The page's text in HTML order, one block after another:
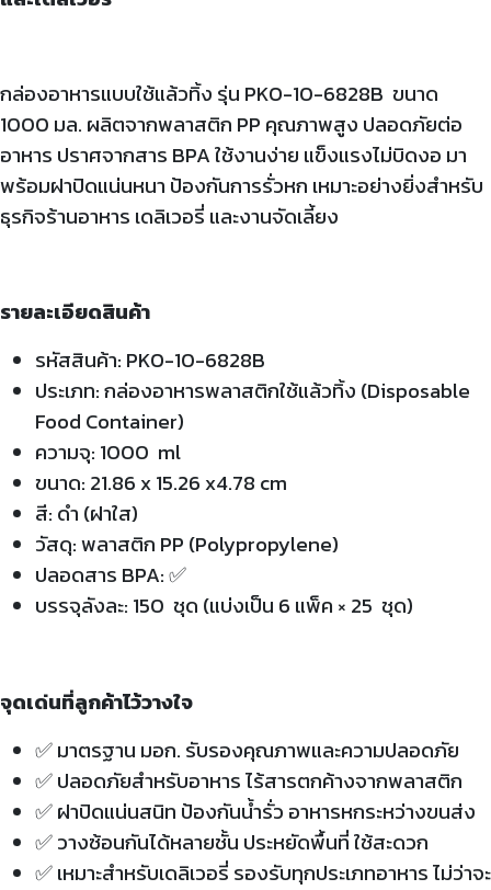
กล่องอาหารแบบใช้แล้วทิ้ง รุ่น PKO-10-6828B ขนาด
1000 มล. ผลิตจากพลาสติก PP คุณภาพสูง ปลอดภัยต่อ
อาหาร ปราศจากสาร BPA ใช้งานง่าย แข็งแรงไม่บิดงอ มา
พร้อมฝาปิดแน่นหนา ป้องกันการรั่วหก เหมาะอย่างยิ่งสำหรับ
ธุรกิจร้านอาหาร เดลิเวอรี่ และงานจัดเลี้ยง
รายละเอียดสินค้า
รหัสสินค้า: PKO-10-6828B
ประเภท: กล่องอาหารพลาสติกใช้แล้วทิ้ง (Disposable
Food Container)
ความจุ: 1000 ml
ขนาด: 21.86 x 15.26 x4.78 cm
สี: ดำ (ฝาใส)
วัสดุ: พลาสติก PP (Polypropylene)
ปลอดสาร BPA: ✅
บรรจุลังละ: 150 ชุด (แบ่งเป็น 6 แพ็ค × 25 ชุด)
จุดเด่นที่ลูกค้าไว้วางใจ
✅มาตรฐาน มอก. รับรองคุณภาพและความปลอดภัย
✅ปลอดภัยสำหรับอาหาร ไร้สารตกค้างจากพลาสติก
✅ฝาปิดแน่นสนิท ป้องกันน้ำรั่ว อาหารหกระหว่างขนส่ง
✅วางซ้อนกันได้หลายชั้น ประหยัดพื้นที่ ใช้สะดวก
✅เหมาะสำหรับเดลิเวอรี่ รองรับทุกประเภทอาหาร ไม่ว่าจะ